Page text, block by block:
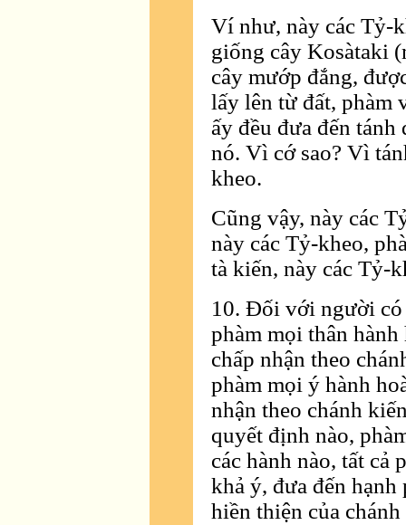
Ví như, này các Tỷ-
giống cây Kosàtaki
cây mướp đắng,
lấy lên từ đất, phàm
ấy đều đưa đến tánh
nó. Vì cớ sao? Vì
kheo.
Cũng vậy, này các
này các Tỷ-kheo,
tà kiến, này các Tỷ-
10. Ðối với người có
phàm mọi thân
chấp nhận theo
phàm mọi ý hành
nhận theo chánh
quyết định nào,
các hành nào, tất cả
khả ý, đưa đến
hiền thiện của